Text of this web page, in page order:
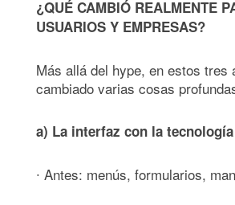
¿QUÉ CAMBIÓ REALMENTE
USUARIOS Y EMPRESAS?
Más allá del hype, en estos tres
cambiado varias cosas
a) La interfaz con la tecnología
∙ Antes: menús, formularios,